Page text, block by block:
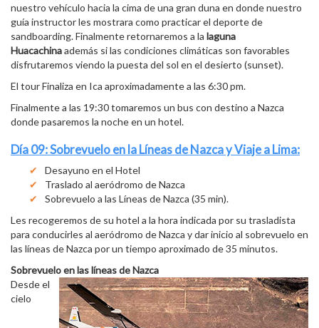
nuestro vehículo hacia la cima de una gran duna en donde nuestro
guía instructor les mostrara como practicar el deporte de
sandboarding. Finalmente retornaremos a la laguna
Huacachinaademás si las condiciones climáticas son favorables
disfrutaremos viendo la puesta del sol en el desierto (sunset).
El tour Finaliza en Ica aproximadamente a las 6:30 pm.
Finalmente a las 19:30 tomaremos un bus con destino a Nazca
donde pasaremos la noche en un hotel.
Día 09: Sobrevuelo en la Líneas de Nazca y Viaje a Lima:
Desayuno en el Hotel
Traslado al aeródromo de Nazca
Sobrevuelo a las Líneas de Nazca (35 min).
Les recogeremos de su hotel a la hora indicada por su trasladista
para conducirles al aeródromo de Nazca y dar inicio al sobrevuelo en
las líneas de Nazca por un tiempo aproximado de 35 minutos.
Sobrevuelo en las líneas de Nazca
Desde el
cielo